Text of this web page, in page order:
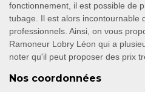
fonctionnement, il est possible de
tubage. Il est alors incontournable
professionnels. Ainsi, on vous
Ramoneur Lobry Léon qui a
noter qu'il peut proposer des prix
Nos coordonnées